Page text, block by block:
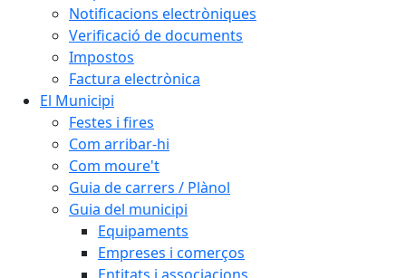
Notificacions electròniques
Verificació de documents
Impostos
Factura electrònica
El Municipi
Festes i fires
Com arribar-hi
Com moure't
Guia de carrers / Plànol
Guia del municipi
Equipaments
Empreses i comerços